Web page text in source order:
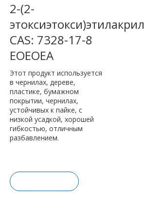
2-(2-
CAS: 7328-17-8
EOEOEA
Этот продукт используется
в чернилах, дереве,
пластике, бумажном
покрытии, чернилах,
устойчивых к пайке, с
низкой усадкой, хорошей
гибкостью, отличным
разбавлением.